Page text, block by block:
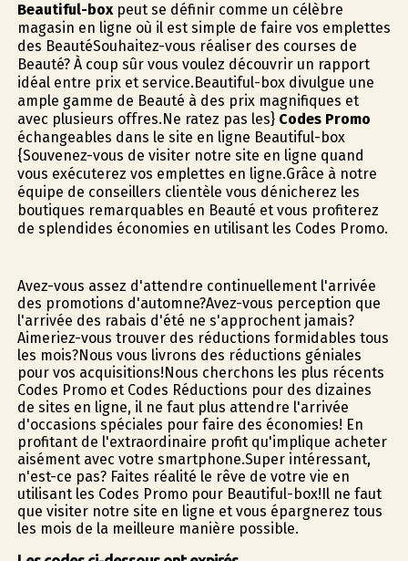
Beautiful-boxpeut se définir comme un célèbre
magasin en ligne où il est simple de faire vos emplettes
des BeautéSouhaitez-vous réaliser des courses de
Beauté? À coup sûr vous voulez découvrir un rapport
idéal entre prix et service.Beautiful-box divulgue une
ample gamme de Beauté à des prix magnifiques et
avec plusieurs offres.Ne ratez pas les} Codes Promo
échangeables dans le site en ligne Beautiful-box
{Souvenez-vous de visiter notre site en ligne quand
vous exécuterez vos emplettes en ligne.Grâce à notre
équipe de conseillers clientèle vous dénicherez les
boutiques remarquables en Beauté et vous profiterez
de splendides économies en utilisant les Codes Promo.
Avez-vous assez d'attendre continuellement l'arrivée
des promotions d'automne?Avez-vous perception que
l'arrivée des rabais d'été ne s'approchent jamais?
Aimeriez-vous trouver des réductions formidables tous
les mois?Nous vous livrons des réductions géniales
pour vos acquisitions!Nous cherchons les plus récents
Codes Promo et Codes Réductions pour des dizaines
de sites en ligne, il ne faut plus attendre l'arrivée
d'occasions spéciales pour faire des économies! En
profitant de l'extraordinaire profit qu'implique acheter
aisément avec votre smartphone.Super intéressant,
n'est-ce pas? Faites réalité le rêve de votre vie en
utilisant les Codes Promo pour Beautiful-box!Il ne faut
que visiter notre site en ligne et vous épargnerez tous
les mois de la meilleure manière possible.